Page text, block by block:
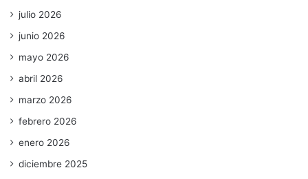
julio 2026
junio 2026
mayo 2026
abril 2026
marzo 2026
febrero 2026
enero 2026
diciembre 2025